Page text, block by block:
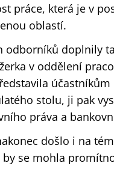
práce, která je v
oblastí.
odborníků doplnily
v oddělení
stolu, ji pak
práva a
došlo i na
se mohla